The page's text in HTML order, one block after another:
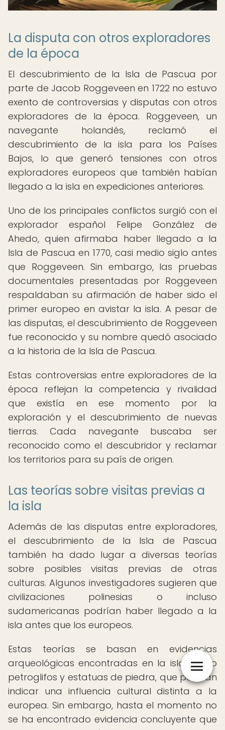
La disputa con otros exploradores
de la época
El descubrimiento de la Isla de Pascua por
parte de Jacob Roggeveen en 1722 no estuvo
exento de controversias y disputas con otros
exploradores de la época. Roggeveen, un
navegante holandés, reclamó el
descubrimiento de la isla para los Países
Bajos, lo que generó tensiones con otros
exploradores europeos que también habían
llegado a la isla en expediciones anteriores.
Uno de los principales conflictos surgió con el
explorador español Felipe González de
Ahedo, quien afirmaba haber llegado a la
Isla de Pascua en 1770, casi medio siglo antes
que Roggeveen. Sin embargo, las pruebas
documentales presentadas por Roggeveen
respaldaban su afirmación de haber sido el
primer europeo en avistar la isla. A pesar de
las disputas, el descubrimiento de Roggeveen
fue reconocido y su nombre quedó asociado
a la historia de la Isla de Pascua.
Estas controversias entre exploradores de la
época reflejan la competencia y rivalidad
que existía en ese momento por la
exploración y el descubrimiento de nuevas
tierras. Cada navegante buscaba ser
reconocido como el descubridor y reclamar
los territorios para su país de origen.
Las teorías sobre visitas previas a
la isla
Además de las disputas entre exploradores,
el descubrimiento de la Isla de Pascua
también ha dado lugar a diversas teorías
sobre posibles visitas previas de otras
culturas. Algunos investigadores sugieren que
civilizaciones polinesias o incluso
sudamericanas podrían haber llegado a la
isla antes que los europeos.
Estas teorías se basan en evidencias
arqueológicas encontradas en la isla, como
petroglifos y estatuas de piedra, que podrían
indicar una influencia cultural distinta a la
europea. Sin embargo, hasta el momento no
se ha encontrado evidencia concluyente que